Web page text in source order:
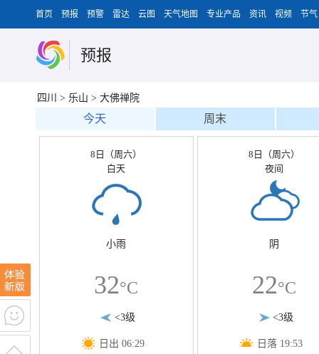
首页 预报 预警 雷达 云图 天气地图 专业产品 资讯 视频 节气
预报
四川 > 乐山 > 大佛禅院
今天 周末
8日（周六）
白天
小雨
32°C
<3级
日出 06:29
8日（周六）
夜间
阴
22°C
<3级
日落 19:53